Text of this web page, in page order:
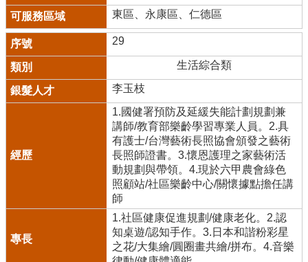
東區、永康區、仁德區
29
生活綜合類
李玉枝
1.國健署預防及延緩失能計劃規劃兼
講師/教育部樂齡學習專業人員。2.具
有護士/台灣藝術長照協會頒發之藝術
長照師證書。3.懷恩護理之家藝術活
動規劃與帶領。4.現於六甲農會綠色
照顧站/社區樂齡中心/關懷據點擔任講
師
1.社區健康促進規劃/健康老化。2.認
知桌遊/認知手作。3.日本和諧粉彩星
之花/大集繪/圓圈畫共繪/拼布。4.音樂